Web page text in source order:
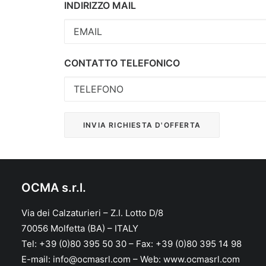
INDIRIZZO MAIL
CONTATTO TELEFONICO
OCMA s.r.l.
Via dei Calzaturieri – Z.I. Lotto D/8
70056 Molfetta (BA) – ITALY
Tel: +39 (0)80 395 50 30 – Fax: +39 (0)80 395 14 98
E-mail: info@ocmasrl.com – Web: www.ocmasrl.com